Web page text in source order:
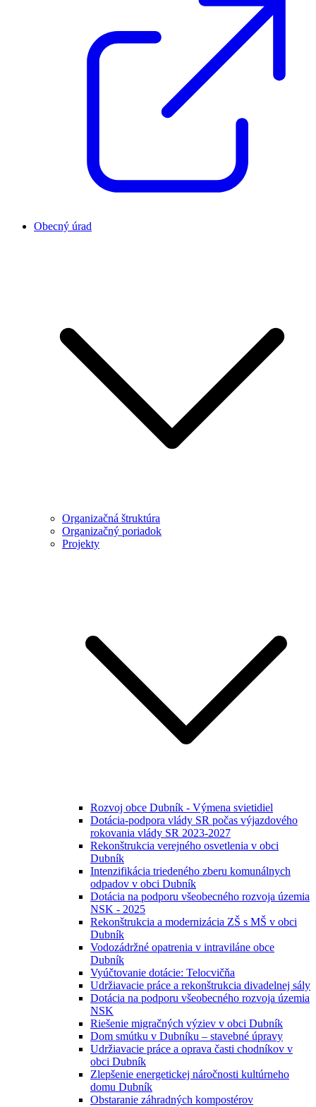
Obecný úrad
Organizačná štruktúra
Organizačný poriadok
Projekty
Rozvoj obce Dubník - Výmena svietidiel
Dotácia-podpora vlády SR počas výjazdového
rokovania vlády SR 2023-2027
Rekonštrukcia verejného osvetlenia v obci
Dubník
Intenzifikácia triedeného zberu komunálnych
odpadov v obci Dubník
Dotácia na podporu všeobecného rozvoja územia
NSK - 2025
Rekonštrukcia a modernizácia ZŠ s MŠ v obci
Dubník
Vodozádržné opatrenia v intraviláne obce
Dubník
Vyúčtovanie dotácie: Telocvičňa
Udržiavacie práce a rekonštrukcia divadelnej sály
Dotácia na podporu všeobecného rozvoja územia
NSK
Riešenie migračných výziev v obci Dubník
Dom smútku v Dubníku – stavebné úpravy
Udržiavacie práce a oprava časti chodníkov v
obci Dubník
Zlepšenie energetickej náročnosti kultúrneho
domu Dubník
Obstaranie záhradných kompostérov